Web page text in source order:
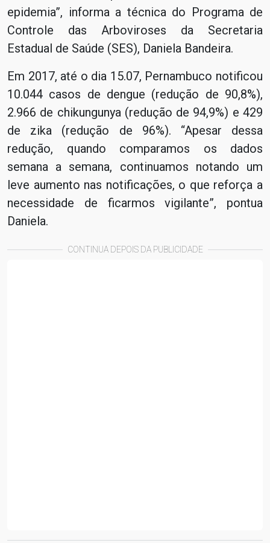
epidemia”, informa a técnica do Programa de
Controle das Arboviroses da Secretaria
Estadual de Saúde (SES), Daniela Bandeira.
Em 2017, até o dia 15.07, Pernambuco notificou
10.044 casos de dengue (redução de 90,8%),
2.966 de chikungunya (redução de 94,9%) e 429
de zika (redução de 96%). “Apesar dessa
redução, quando comparamos os dados
semana a semana, continuamos notando um
leve aumento nas notificações, o que reforça a
necessidade de ficarmos vigilante”, pontua
Daniela.
CONTINUA DEPOIS DA PUBLICIDADE